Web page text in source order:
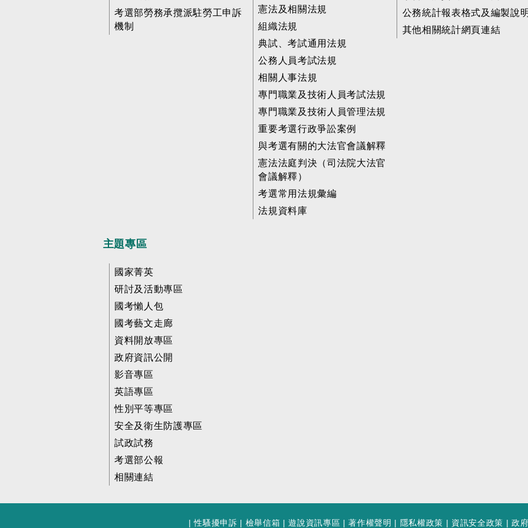
考選部勞務承攬派駐勞工申訴
機制
憲法及相關法規
組織法規
典試、考試通用法規
公務人員考試法規
相關人事法規
專門職業及技術人員考試法規
專門職業及技術人員管理法規
重要考選行政爭訟案例
與考選有關的大法官會議解釋
憲法法庭判決（司法院大法官
會議解釋）
考選常用法規彙編
法規資料庫
公務統計報表格式及編製說
其他相關統計網頁連結
主題專區
國家菁英
研討及活動專區
國考懶人包
國考藝文走廊
資料開放專區
政府資訊公開
影音專區
英語專區
性別平等專區
安全及衛生防護專區
試政試務
考選部公報
相關連結
|性騷擾申訴 | 檢舉信箱 |遊說資訊專區 |著作權聲明 | 隱私權政策 | 資訊安全政策 |政